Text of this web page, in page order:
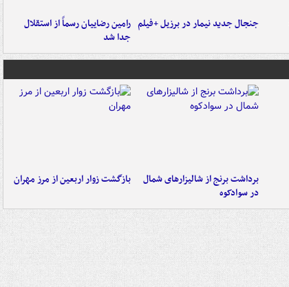
جنجال جدید نیمار در برزیل +فیلم رامین رضاییان رسماً از استقلال
جدا شد
برداشت برنج از شالیزارهای شمال
در سوادکوه
بازگشت زوار اربعین از مرز مهران